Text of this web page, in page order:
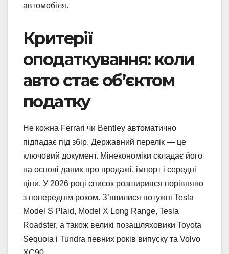
автомобіля.
Критерії
оподаткування: коли
авто стає об’єктом
податку
Не кожна Ferrari чи Bentley автоматично
підпадає під збір. Державний перелік — це
ключовий документ. Мінекономіки складає його
на основі даних про продажі, імпорт і середні
ціни. У 2026 році список розширився порівняно
з попереднім роком. З’явилися потужні Tesla
Model S Plaid, Model X Long Range, Tesla
Roadster, а також великі позашляховики Toyota
Sequoia і Tundra певних років випуску та Volvo